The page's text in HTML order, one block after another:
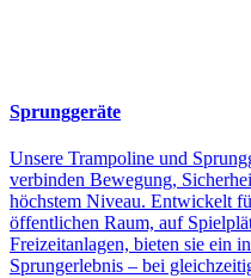
Sprunggeräte
Unsere Trampoline und
verbinden Bewegung,
höchstem Niveau. Entwickelt
öffentlichen Raum, auf
Freizeitanlagen, bieten sie ein
Sprungerlebnis – bei